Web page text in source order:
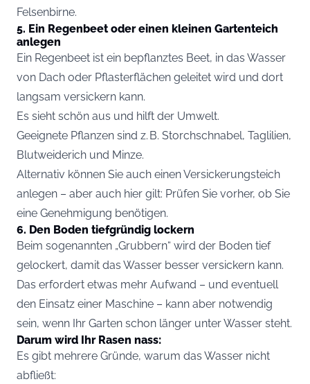
Felsenbirne.
5. Ein Regenbeet oder einen kleinen Gartenteich
anlegen
Ein Regenbeet ist ein bepflanztes Beet, in das Wasser
von Dach oder Pflasterflächen geleitet wird und dort
langsam versickern kann.
Es sieht schön aus und hilft der Umwelt.
Geeignete Pflanzen sind z. B. Storchschnabel, Taglilien,
Blutweiderich und Minze.
Alternativ können Sie auch einen Versickerungsteich
anlegen – aber auch hier gilt: Prüfen Sie vorher, ob Sie
eine Genehmigung benötigen.
6. Den Boden tiefgründig lockern
Beim sogenannten „Grubbern“ wird der Boden tief
gelockert, damit das Wasser besser versickern kann.
Das erfordert etwas mehr Aufwand – und eventuell
den Einsatz einer Maschine – kann aber notwendig
sein, wenn Ihr Garten schon länger unter Wasser steht.
Darum wird Ihr Rasen nass:
Es gibt mehrere Gründe, warum das Wasser nicht
abfließt: